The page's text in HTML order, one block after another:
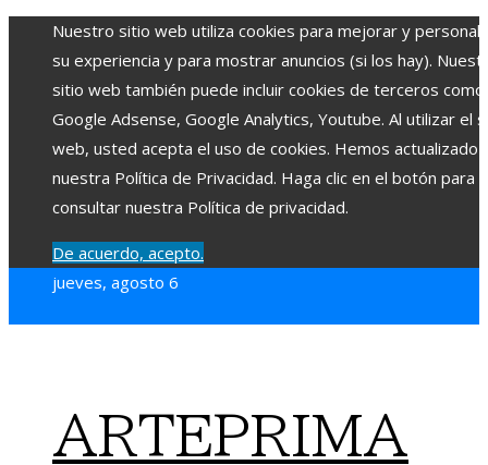
Nuestro sitio web utiliza cookies para mejorar y
su experiencia y para mostrar anuncios (si los hay).
sitio web también puede incluir cookies de terceros como
Google Adsense, Google Analytics, Youtube. Al utilizar el
web, usted acepta el uso de cookies. Hemos actualizado
nuestra Política de Privacidad. Haga clic en el botón para
consultar nuestra Política de privacidad.
De acuerdo, acepto.
jueves, agosto 6
ARTEPRIMA